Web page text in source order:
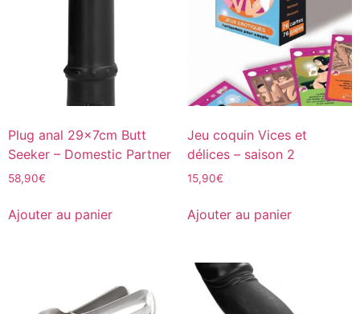
Plug anal 29x7cm Butt
Seeker – Domestic Partner
58,90€
Ajouter au panier
Jeu coquin Vices et
délices – saison 2
15,90€
Ajouter au panier